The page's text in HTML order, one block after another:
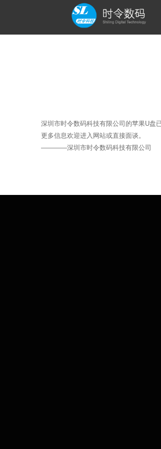
深圳市时令数码科技有限公司的苹果U盘
更多信息欢迎进入网站或直接面谈。
————深圳市时令数码科技有限公司